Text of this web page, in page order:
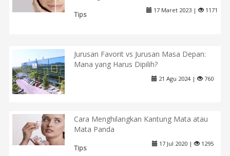
Tips
17 Maret 2023 | 1171
Jurusan Favorit vs Jurusan Masa Depan:
Mana yang Harus Dipilih?
21 Agu 2024 | 760
Cara Menghilangkan Kantung Mata atau
Mata Panda
Tips
17 Jul 2020 | 1295